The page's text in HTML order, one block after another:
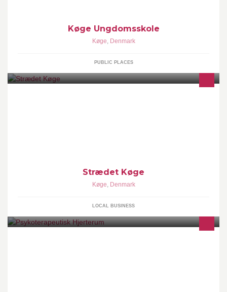
Køge Ungdomsskole
Køge, Denmark
PUBLIC PLACES
Strædet Køge
Køge, Denmark
LOCAL BUSINESS